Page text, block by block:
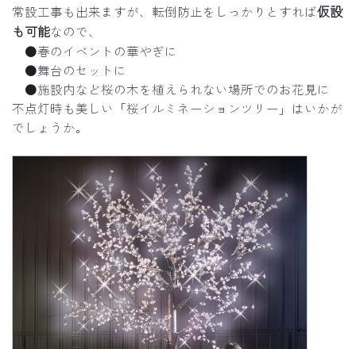
常設工事も出来ますが、転倒防止をしっかりとすれば仮設
も可能なので、
●春のイベントの華やぎに
●舞台のセットに
●施設内など桜の木を植えられない場所でのお花見に
不点灯時も美しい「桜イルミネーションツリー」はいかが
でしょうか。